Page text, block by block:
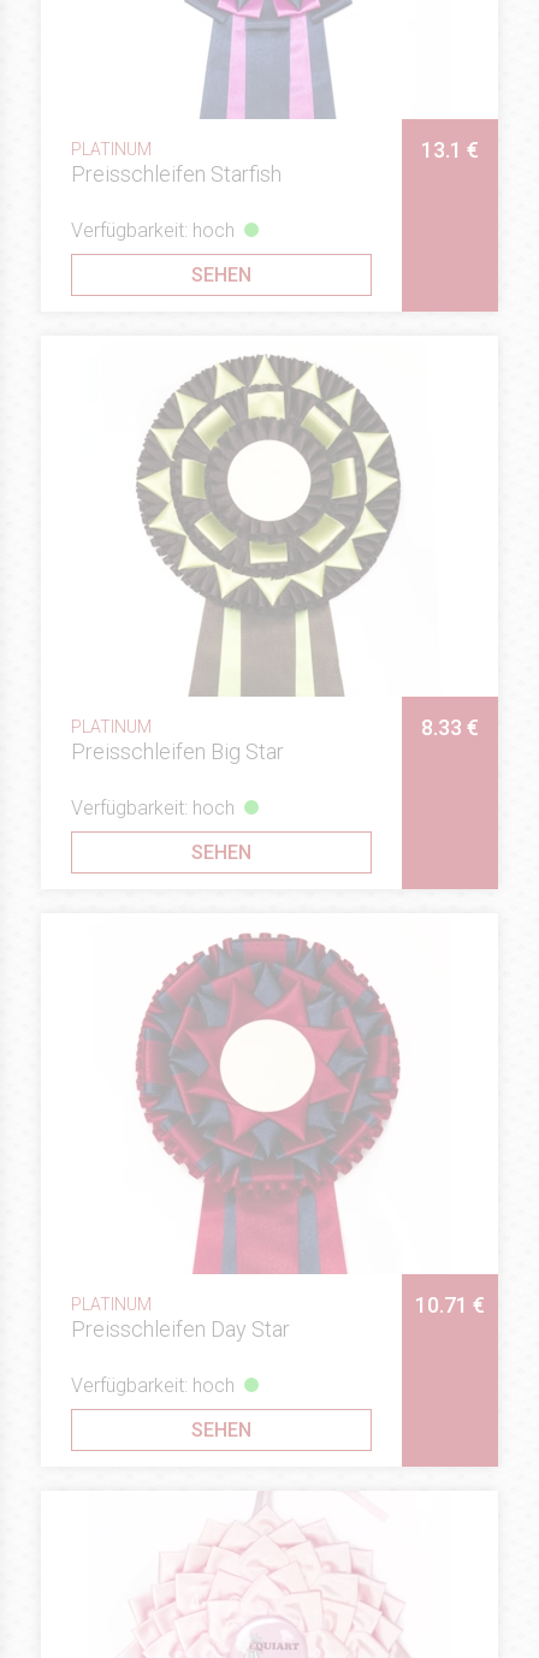
PLATINUM
Preisschleifen Starfish
13.1 €
Verfügbarkeit: hoch
SEHEN
PLATINUM
Preisschleifen Big Star
8.33 €
Verfügbarkeit: hoch
SEHEN
PLATINUM
Preisschleifen Day Star
10.71 €
Verfügbarkeit: hoch
SEHEN